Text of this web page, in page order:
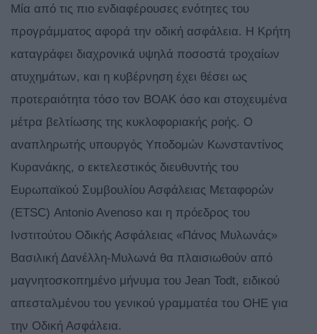
Μία από τις πιο ενδιαφέρουσες ενότητες του
προγράμματος αφορά την οδική ασφάλεια. Η Κρήτη
καταγράφει διαχρονικά υψηλά ποσοστά τροχαίων
ατυχημάτων, και η κυβέρνηση έχει θέσει ως
προτεραιότητα τόσο τον ΒΟΑΚ όσο και στοχευμένα
μέτρα βελτίωσης της κυκλοφοριακής ροής. Ο
αναπληρωτής υπουργός Υποδομών Κωνσταντίνος
Κυρανάκης, ο εκτελεστικός διευθυντής του
Ευρωπαϊκού Συμβουλίου Ασφάλειας Μεταφορών
(ETSC) Antonio Avenoso και η πρόεδρος του
Ινστιτούτου Οδικής Ασφάλειας «Πάνος Μυλωνάς»
Βασιλική Δανέλλη-Μυλωνά θα πλαισιωθούν από
μαγνητοσκοπημένο μήνυμα του Jean Todt, ειδικού
απεσταλμένου του γενικού γραμματέα του ΟΗΕ για
την Οδική Ασφάλεια.